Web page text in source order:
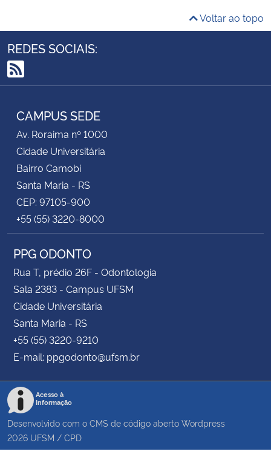
Voltar ao topo
REDES SOCIAIS:
RSS
CAMPUS SEDE
Av. Roraima nº 1000
Cidade Universitária
Bairro Camobi
Santa Maria - RS
CEP: 97105-900
+55 (55) 3220-8000
PPG ODONTO
Rua T, prédio 26F - Odontologia
Sala 2383 - Campus UFSM
Cidade Universitária
Santa Maria - RS
+55 (55) 3220-9210
E-mail: ppgodonto@ufsm.br
Acesso à
Informação
Desenvolvido com o CMS de código aberto Wordpress
2026 UFSM / CPD